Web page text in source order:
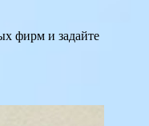
фирм и задайте